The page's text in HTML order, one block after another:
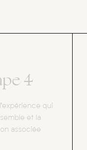
4
qui
et la
associée